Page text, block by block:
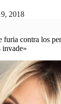
2018
furia contra los
invade»